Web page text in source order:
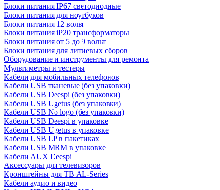
Блоки питания IP67 светодиодные
Блоки питания для ноутбуков
Блоки питания 12 вольт
Блоки питания iP20 трансформаторы
Блоки питания от 5 до 9 вольт
Блоки питания для литиевых сборов
Оборудование и инструменты для ремонта
Мультиметры и тестеры
Кабели для мобильных телефонов
Кабели USB тканевые (без упаковки)
Кабели USB Deespi (без упаковки)
Кабели USB Ugetus (без упаковки)
Кабели USB No logo (без упаковки)
Кабели USB Deespi в упаковке
Кабели USB Ugetus в упаковке
Кабели USB LP в пакетиках
Кабели USB MRM в упаковке
Кабели AUX Deespi
Аксессуары для телевизоров
Кронштейны для ТВ AL-Series
Кабели аудио и видео